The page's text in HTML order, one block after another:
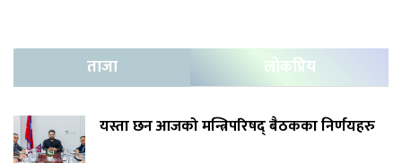
ताजा लोकप्रिय
यस्ता छन आजको मन्त्रिपरिषद् बैठकका निर्णयहरु